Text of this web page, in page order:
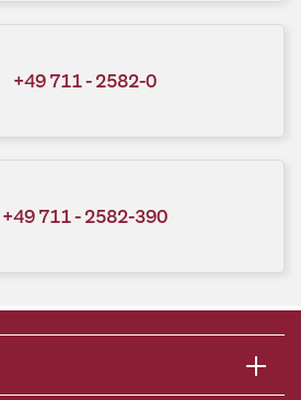
+49 711 - 2582-0
+49 711 - 2582-390